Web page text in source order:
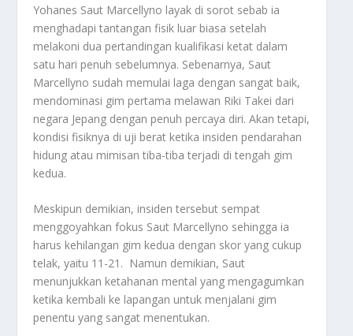
Yohanes Saut Marcellyno layak di sorot sebab ia
menghadapi tantangan fisik luar biasa setelah
melakoni dua pertandingan kualifikasi ketat dalam
satu hari penuh sebelumnya. Sebenarnya, Saut
Marcellyno sudah memulai laga dengan sangat baik,
mendominasi gim pertama melawan Riki Takei dari
negara Jepang dengan penuh percaya diri. Akan tetapi,
kondisi fisiknya di uji berat ketika insiden pendarahan
hidung atau mimisan tiba-tiba terjadi di tengah gim
kedua.
Meskipun demikian, insiden tersebut sempat
menggoyahkan fokus Saut Marcellyno sehingga ia
harus kehilangan gim kedua dengan skor yang cukup
telak, yaitu 11-21. Namun demikian, Saut
menunjukkan ketahanan mental yang mengagumkan
ketika kembali ke lapangan untuk menjalani gim
penentu yang sangat menentukan.